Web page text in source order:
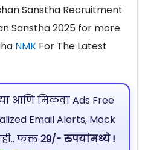
Sanstha Recruitment
Sanstha 2025 for more
NMK For The Latest
आणि मिळवा Ads Free
Email Alerts, Mock
फक्त29/- रुपयांमध्ये !